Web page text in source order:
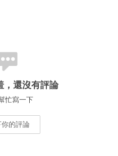
，還沒有評論
忙寫一下
你的評論